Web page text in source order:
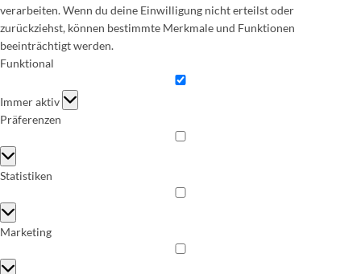
verarbeiten. Wenn du deine Einwilligung nicht erteilst oder
zurückziehst, können bestimmte Merkmale und Funktionen
beeinträchtigt werden.
Funktional
Funktional
Immer aktiv
Präferenzen
Präferenzen
Statistiken
Statistiken
Marketing
Marketing